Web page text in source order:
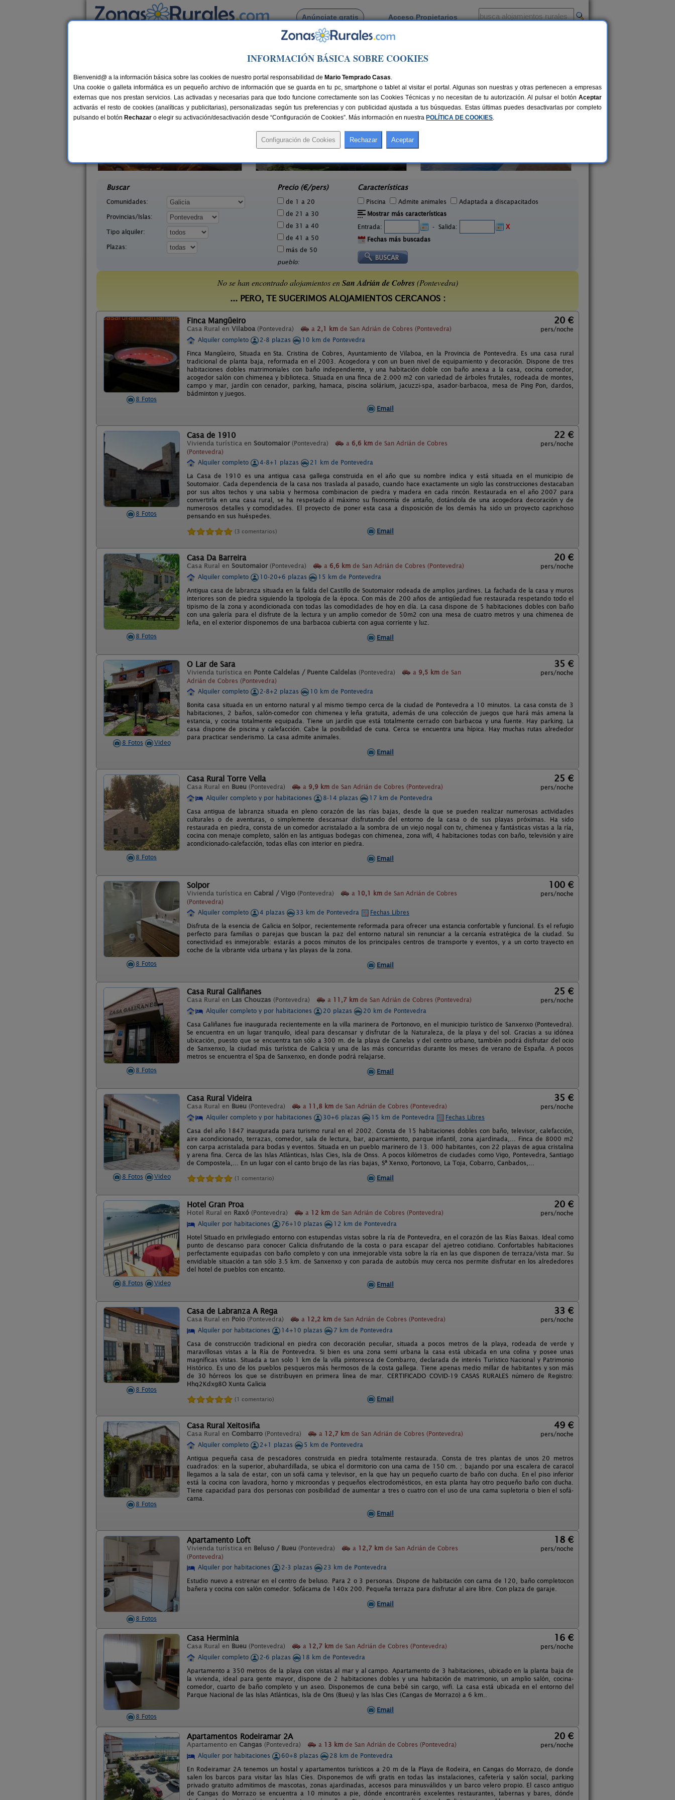
Anúnciate gratis Acceso Propietarios
Busca por pueblo
> San Adrián de Cobres
Casas Rurales cerca de San Adrián de Cobres
21 €
Casa Rural A Avoa María
Buscar
Comunidades:
Provincias/Islas:
Tipo alquiler:
Plazas:
Precio (€/pers)
de 1 a 20
de 21 a 30
de 31 a 40
de 41 a 50
más de 50
pueblo:
Características
Piscina Admite animales
Adaptada a discapacitados
Mostrar más características
Entrada:
- Salida:
X
Fechas más buscadas
No se han encontrado alojamientos enSan Adrián de Cobres(Pontevedra)
... PERO, TE SUGERIMOS ALOJAMIENTOS CERCANOS :
8 Fotos
Finca Mangüeiro
Casa Rural en Vilaboa (Pontevedra) a 2,1 km de San Adrián de Cobres (Pontevedra)
20 €
pers/noche
Alquiler completo
2-8 plazas
10 km de Pontevedra
Finca Mangüeiro, Situada en Sta. Cristina de Cobres, Ayuntamiento de Vilaboa, en la Provincia de Pontevedra. Es una casa rural
tradicional de planta baja, reformada en el 2003. Acogedora y con un buen nivel de equipamiento y decoración. Dispone de tres
habitaciones dobles matrimoniales con baño independiente, y una habitación doble con baño anexa a la casa, cocina comedor,
acogedor salón con chimenea y biblioteca. Situada en una finca de 2.000 m2 con variedad de árboles frutales, rodeada de montes,
campo y mar, jardín con cenador, parking, hamaca, piscina solárium, jacuzzi-spa, asador-barbacoa, mesa de Ping Pon, dardos,
bádminton y juegos.
Email
8 Fotos
Casa de 1910
Vivienda turística en Soutomaior (Pontevedra) a 6,6 km de San Adrián de Cobres
(Pontevedra)
22 €
pers/noche
Alquiler completo 4-8+1 plazas
21 km de Pontevedra
La Casa de 1910 es una antigua casa gallega construida en el año que su nombre indica y está situada en el municipio de
Soutomaior. Cada dependencia de la casa nos traslada al pasado, cuando hace exactamente un siglo las construcciones destacaban
por sus altos techos y una sabia y hermosa combinacion de piedra y madera en cada rincón. Restaurada en el año 2007 para
convertirla en una casa rural, se ha respetado al máximo su fisonomía de antaño, dotándola de una acogedora decoración y de
numerosos detalles y comodidades. El proyecto de poner esta casa a disposición de los demás ha sido un proyecto caprichoso
pensando en sus huéspedes.
(3 comentarios) Email
8 Fotos
Casa Da Barreira
Casa Rural en Soutomaior (Pontevedra) a 6,6 km de San Adrián de Cobres (Pontevedra)
20 €
pers/noche
Alquiler completo
10-20+6 plazas
15 km de Pontevedra
Antigua casa de labranza situada en la falda del Castillo de Soutomaior rodeada de amplios jardines. La fachada de la casa y muros
interiores son de piedra siguiendo la tipología de la época. Con más de 200 años de antigüedad fue restaurada respetando todo el
tipismo de la zona y acondicionada con todas las comodidades de hoy en día. La casa dispone de 5 habitaciones dobles con baño
con una galería para el disfrute de la lectura y un amplio comedor de 50m2 con una mesa de cuatro metros y una chimenea de
leña, en el exterior disponemos de una barbacoa cubierta con agua corriente y luz.
Email
8 Fotos Video
O Lar de Sara
Vivienda turística en Ponte Caldelas / Puente Caldelas (Pontevedra) a 9,5 km de San
Adrián de Cobres (Pontevedra)
35 €
pers/noche
Alquiler completo 2-8+2 plazas
10 km de Pontevedra
Bonita casa situada en un entorno natural y al mismo tiempo cerca de la ciudad de Pontevedra a 10 minutos. La casa consta de 3
habitaciones, 2 baños, salón-comedor con chimenea y leña gratuita, además de una colección de juegos que hará más amena la
estancia, y cocina totalmente equipada. Tiene un jardín que está totalmente cerrado con barbacoa y una fuente. Hay parking. La
casa dispone de piscina y calefacción. Cabe la posibilidad de cuna. Cerca se encuentra una hípica. Hay muchas rutas alrededor
para practicar senderismo. La casa admite animales.
Email
8 Fotos
Casa Rural Torre Vella
Casa Rural en Bueu (Pontevedra) a 9,9 km de San Adrián de Cobres (Pontevedra)
25 €
pers/noche
Alquiler completo y por habitaciones
8-14 plazas
17 km de Pontevedra
Casa antigua de labranza situada en pleno corazón de las rías bajas, desde la que se pueden realizar numerosas actividades
culturales o de aventuras, o simplemente descansar disfrutando del entorno de la casa o de sus playas próximas. Ha sido
restaurada en piedra, consta de un comedor acristalado a la sombra de un viejo nogal con tv, chimenea y fantásticas vistas a la ría,
cocina con menaje completo, salón en las antiguas bodegas con chimenea, zona wifi, 4 habitaciones todas con baño, televisión y aire
acondicionado-calefacción, todas ellas con interior en piedra.
Email
8 Fotos
Solpor
Vivienda turística en Cabral / Vigo (Pontevedra) a 10,1 km de San Adrián de Cobres
(Pontevedra)
100 €
pers/noche
Alquiler completo 4 plazas 33 km de Pontevedra
Fechas Libres
Disfruta de la esencia de Galicia en Solpor, recientemente reformada para ofrecer una estancia confortable y funcional. Es el refugio
perfecto para familias o parejas que buscan la paz del entorno natural sin renunciar a la cercanía estratégica de la ciudad. Su
conectividad es inmejorable: estarás a pocos minutos de los principales centros de transporte y eventos, y a un corto trayecto en
coche de la vibrante vida urbana y las playas de la zona.
Email
8 Fotos
Casa Rural Galiñanes
Casa Rural en Las Chouzas (Pontevedra) a 11,7 km de San Adrián de Cobres (Pontevedra)
25 €
pers/noche
Alquiler completo y por habitaciones
20 plazas
20 km de Pontevedra
Casa Galiñanes fue inaugurada recientemente en la villa marinera de Portonovo, en el municipio turístico de Sanxenxo (Pontevedra).
Se encuentra en un lugar tranquilo, ideal para descansar y disfrutar de la Naturaleza, de la playa y del sol. Gracias a su idónea
ubicación, puesto que se encuentra tan sólo a 300 m. de la playa de Canelas y del centro urbano, también podrá disfrutar del ocio
de Sanxenxo, la ciudad más turística de Galicia y una de las más concurridas durante los meses de verano de España. A pocos
metros se encuentra el Spa de Sanxenxo, en donde podrá relajarse.
Email
8 Fotos Video
Casa Rural Videira
Casa Rural en Bueu (Pontevedra) a 11,8 km de San Adrián de Cobres (Pontevedra)
35 €
pers/noche
Alquiler completo y por habitaciones
30+6 plazas 15 km de Pontevedra
Fechas Libres
Casa del año 1847 inaugurada para turismo rural en el 2002. Consta de 15 habitaciones dobles con baño, televisor, calefacción,
aire acondicionado, terrazas, comedor, sala de lectura, bar, aparcamiento, parque infantil, zona ajardinada,... Finca de 8000 m2
con carpa acristalada para bodas y eventos. Situada en un pueblo marinero de 13. 000 habitantes, con 22 playas de agua cristalina
y arena fina. Cerca de las Islas Atlánticas, Islas Cies, Isla de Onss. A pocos kilómetros de ciudades como Vigo, Pontevedra, Santiago
de Compostela,... En un lugar con el canto brujo de las rías bajas, Sª Xenxo, Portonovo, La Toja, Cobarro, Canbados,...
(1 comentario) Email
8 Fotos Video
Hotel Gran Proa
Hotel Rural en Raxó (Pontevedra) a 12 km de San Adrián de Cobres (Pontevedra)
20 €
pers/noche
Alquiler por habitaciones
76+10 plazas
12 km de Pontevedra
Hotel Situado en privilegiado entorno con estupendas vistas sobre la ría de Pontevedra, en el corazón de las Rías Baixas. Ideal como
punto de descanso para conocer Galicia disfrutando de la costa o para escapar del ajetreo cotidiano. Confortables habitaciones
perfectamente equipadas con baño completo y con una inmejorable vista sobre la ría en las que disponen de terraza/vista mar. Su
envidiable situación a tan sólo 3.5 km. de Sanxenxo y con parada de autobús muy cerca nos permite disfrutar en los alrededores
del hotel de pueblos con encanto.
Email
8 Fotos
Casa de Labranza A Rega
Casa Rural en Poio (Pontevedra) a 12,2 km de San Adrián de Cobres (Pontevedra)
33 €
pers/noche
Alquiler por habitaciones
14+10 plazas
7 km de Pontevedra
Casa de construcción tradicional en piedra con decoración peculiar, situada a pocos metros de la playa, rodeada de verde y
maravillosas vistas a la Ría de Pontevedra. Si bien es una zona semi urbana la casa está ubicada en una colina y posee unas
magníficas vistas. Situada a tan solo 1 km de la villa pintoresca de Combarro, declarada de interés Turístico Nacional y Patrimonio
Histórico. Es uno de los pueblos pesqueros más hermosos de la costa gallega. Tiene apenas medio millar de habitantes y son más
de 30 hórreos los que se distribuyen en primera línea de mar. CERTIFICADO COVID-19 CASAS RURALES número de Registro:
Hhq2Kdxg8O Xunta Galicia
(1 comentario) Email
8 Fotos
Casa Rural Xeitosiña
Casa Rural en Combarro (Pontevedra) a 12,7 km de San Adrián de Cobres (Pontevedra)
49 €
pers/noche
Alquiler completo
2+1 plazas
5 km de Pontevedra
Antigua pequeña casa de pescadores construida en piedra totalmente restaurada. Consta de tres plantas de unos 20 metros
cuadrados: en la superior, abuhardillada, se ubica el dormitorio con una cama de 150 cm. ; bajando por una escalera de caracol
llegamos a la sala de estar, con un sofá cama y televisor, en la que hay un pequeño cuarto de baño con ducha. En el piso inferior
está la cocina con lavadora, horno y microondas y pequeños electrodomésticos, en esta planta hay otro pequeño baño con ducha.
Tiene capacidad para dos personas con posibilidad de aumentar a tres o cuatro con el uso de una cama supletoria o bien el sofá-
cama.
Email
8 Fotos
Apartamento Loft
Vivienda turística en Beluso / Bueu (Pontevedra) a 12,7 km de San Adrián de Cobres
(Pontevedra)
18 €
pers/noche
Alquiler por habitaciones 2-3 plazas
23 km de Pontevedra
Estudio nuevo a estrenar en el centro de beluso. Para 2 o 3 personas. Dispone de habitación con cama de 120, baño completocon
bañera y cocina con salón comedor. Sofácama de 140x 200. Pequeña terraza para disfrutar al aire libre. Con plaza de garaje.
Email
8 Fotos
Casa Herminia
Casa Rural en Bueu (Pontevedra) a 12,7 km de San Adrián de Cobres (Pontevedra)
16 €
pers/noche
Alquiler completo
2-6 plazas
18 km de Pontevedra
Apartamento a 350 metros de la playa con vistas al mar y al campo. Apartamento de 3 habitaciones, ubicado en la planta baja de
la vivienda, ideal para gente mayor, dispone de 2 habitaciones dobles y una habitación de matrimonio, un amplio salón, cocina-
comedor, cuarto de baño completo y un aseo. Disponemos de cuna bebé sin cargo, wifi. La casa está ubicada en el entorno del
Parque Nacional de las Islas Atlánticas, Isla de Ons (Bueu) y las Islas Cies (Cangas de Morrazo) a 6 km..
Email
Apartamentos Rodeiramar 2A
Apartamento en Cangas (Pontevedra) a 13 km de San Adrián de Cobres (Pontevedra)
20 €
pers/noche
Alquiler por habitaciones
60+8 plazas
28 km de Pontevedra
En Rodeiramar 2A tenemos un hostal y apartamentos turísticos a 20 m de la Playa de Rodeira, en Cangas do Morrazo, de donde
salen los barcos para visitar las Islas Cíes. Disponemos de wifi gratis en todas las instalaciones, cafetería y salón social, parking
privado gratuito admitimos de mascotas, zonas ajardinadas, accesos para minusválidos y un barco velero propio. El casco antiguo
de Cangas do Morrazo se encuentra a 10 minutos a pie, dónde encontraréis excelentes restaurantes, tabernas y bares, dónde
INFORMACIÓN BÁSICA SOBRE COOKIES
Bienvenid@ a la información básica sobre las cookies de nuestro portal responsabilidad de Mario Temprado Casas.
Una cookie o galleta informática es un pequeño archivo de información que se guarda en tu pc, smartphone o tablet al visitar el portal. Algunas son nuestras y otras pertenecen a empresas
externas que nos prestan servicios. Las activadas y necesarias para que todo funcione correctamente son las Cookies Técnicas y no necesitan de tu autorización. Al pulsar el botón Aceptar
activarás el resto de cookies (analíticas y publicitarias), personalizadas según tus preferencias y con publicidad ajustada a tus búsquedas. Estas últimas puedes desactivarlas por completo
pulsando el botón Rechazar o elegir su activación/desactivación desde “Configuración de Cookies”. Más información en nuestra POLÍTICA DE COOKIES.